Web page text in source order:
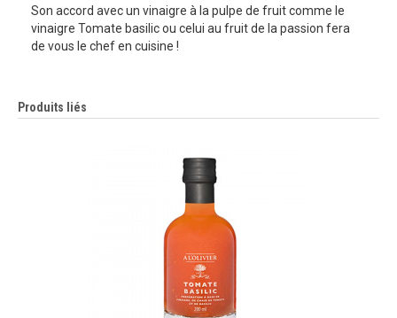
Son accord avec un vinaigre à la pulpe de fruit comme le
vinaigre Tomate basilic ou celui au fruit de la passion fera
de vous le chef en cuisine !
Produits liés